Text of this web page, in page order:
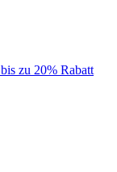
zu 20% Rabatt